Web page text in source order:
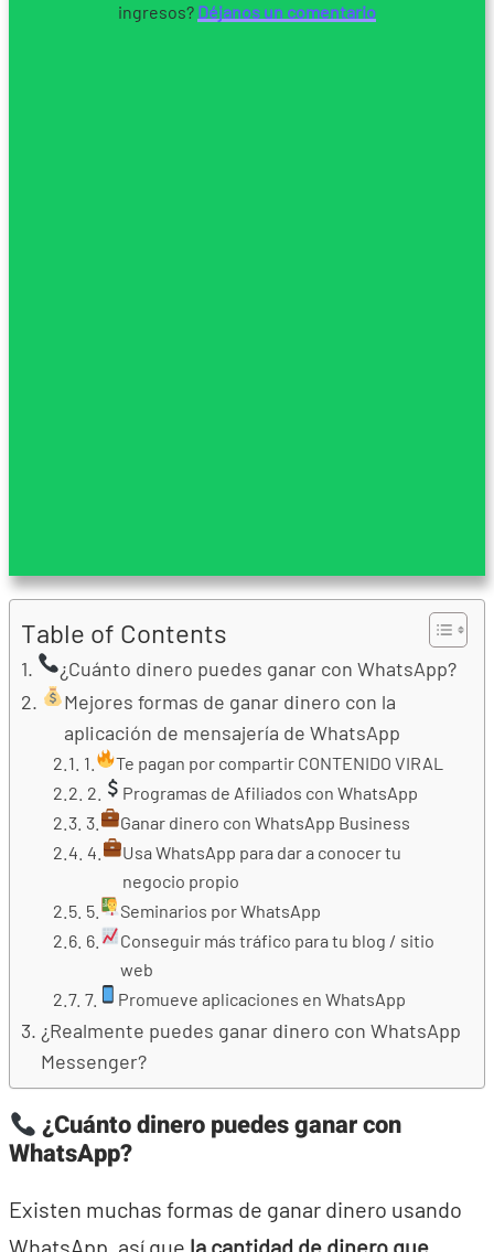
ingresos? Déjanos un comentario
Table of Contents
¿Cuánto dinero puedes ganar con WhatsApp?
Mejores formas de ganar dinero con la
aplicación de mensajería de WhatsApp
1.
Te pagan por compartir CONTENIDO VIRAL
2.
Programas de Afiliados con WhatsApp
3.
Ganar dinero con WhatsApp Business
4.
Usa WhatsApp para dar a conocer tu
negocio propio
5.
Seminarios por WhatsApp
6.
Conseguir más tráfico para tu blog / sitio
web
7.
Promueve aplicaciones en WhatsApp
¿Realmente puedes ganar dinero con WhatsApp
Messenger?
¿Cuánto dinero puedes ganar con
WhatsApp?
Existen muchas formas de ganar dinero usando